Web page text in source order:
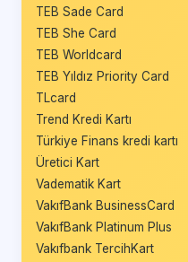
TEB Sade Card
TEB She Card
TEB Worldcard
TEB Yıldız Priority Card
TLcard
Trend Kredi Kartı
Türkiye Finans kredi kartı
Üretici Kart
Vadematik Kart
VakıfBank BusinessCard
VakıfBank Platinum Plus
Vakıfbank TercihKart